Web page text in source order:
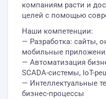
компаниям расти и
целей с помощью
Наши компетенции:
— Разработка: сайты,
мобильные
— Автоматизация
SCADA-системы, IoT-
— Интеллектуальные
бизнес-процессы